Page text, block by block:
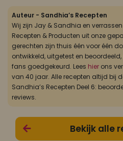
Auteur - Sandhia’s Recepten
Wij zijn Jay & Sandhia en
Recepten & Producten uit onze
gerechten zijn thuis één voor één
ontwikkeld, uitgetest en
fans goedgekeurd. Lees hier ons
van 40 jaar. Alle recepten altijd bij
Sandhia’s Recepten Deel 6:
reviews.
Bekijk alle